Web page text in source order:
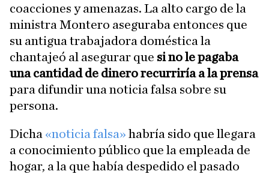
coacciones y amenazas. La alto cargo de la
ministra Montero aseguraba entonces que
su antigua trabajadora doméstica la
chantajeó al asegurar que si no le pagaba
una cantidad de dinero recurriría a la prensa
para difundir una noticia falsa sobre su
persona.
Dicha «noticia falsa» habría sido que llegara
a conocimiento público que la empleada de
hogar, a la que había despedido el pasado